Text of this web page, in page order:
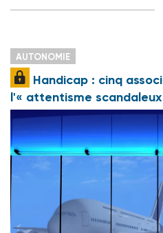
AUTONOMIE
Handicap : cinq
l'« attentisme